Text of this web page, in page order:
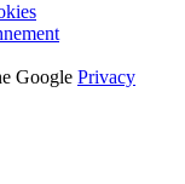
Google Privacy